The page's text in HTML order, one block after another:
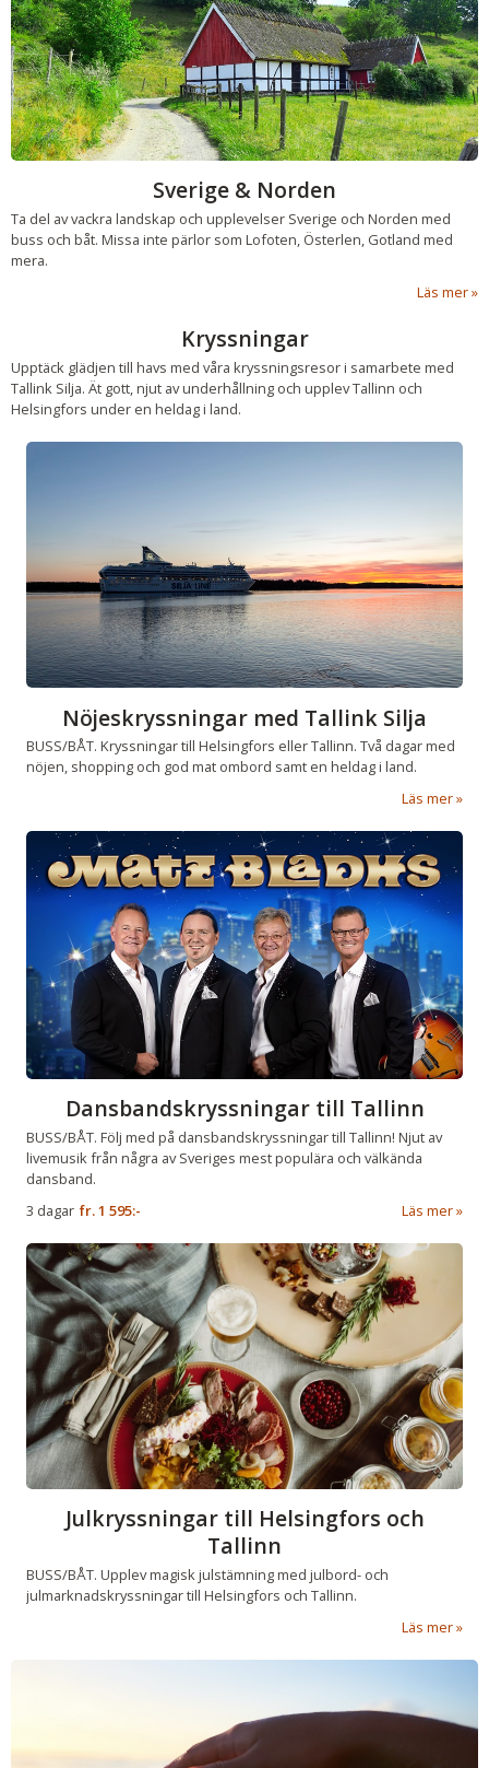
Sverige & Norden
Ta del av vackra landskap och upplevelser Sverige och Norden med
buss och båt. Missa inte pärlor som Lofoten, Österlen, Gotland med
mera.
Läs mer
Kryssningar
Upptäck glädjen till havs med våra kryssningsresor i samarbete med
Tallink Silja. Ät gott, njut av underhållning och upplev Tallinn och
Helsingfors under en heldag i land.
Nöjeskryssningar med Tallink Silja
BUSS/BÅT. Kryssningar till Helsingfors eller Tallinn. Två dagar med
nöjen, shopping och god mat ombord samt en heldag i land.
Läs mer
Dansbandskryssningar till Tallinn
BUSS/BÅT. Följ med på dansbandskryssningar till Tallinn! Njut av
livemusik från några av Sveriges mest populära och välkända
dansband.
3 dagar fr.1 595:- Läs mer
Julkryssningar till Helsingfors och
Tallinn
BUSS/BÅT. Upplev magisk julstämning med julbord- och
julmarknadskryssningar till Helsingfors och Tallinn.
Läs mer